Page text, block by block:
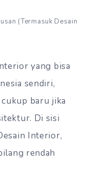
(Termasuk Desain
yang bisa
sendiri,
baru jika
Di sisi
Interior,
rendah